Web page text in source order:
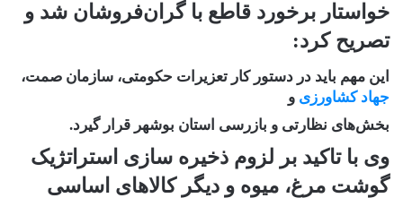
خواستار برخورد قاطع با گران‌فروشان شد و
تصریح کرد:
این مهم باید در دستور کار تعزیرات حکومتی، سازمان صمت،
جهاد کشاورزی و
بخش‌های نظارتی و بازرسی استان بوشهر قرار گیرد.
وی با تاکید بر لزوم ذخیره سازی استراتژیک
گوشت مرغ، میوه و دیگر کالاهای اساسی